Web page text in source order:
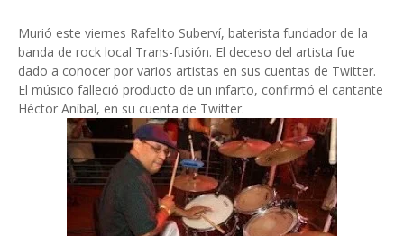
Murió este viernes Rafelito Suberví, baterista fundador de la
banda de rock local Trans-fusión. El deceso del artista fue
dado a conocer por varios artistas en sus cuentas de Twitter.
El músico falleció producto de un infarto, confirmó el cantante
Héctor Aníbal, en su cuenta de Twitter.